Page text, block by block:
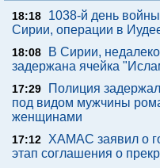
18:18
1038-й день
Сирии, операции в
18:08
В Сирии,
задержана ячейка
17:29
Полиция
под видом мужчины
женщинами
17:12
ХАМАС заявил о
этап соглашения о